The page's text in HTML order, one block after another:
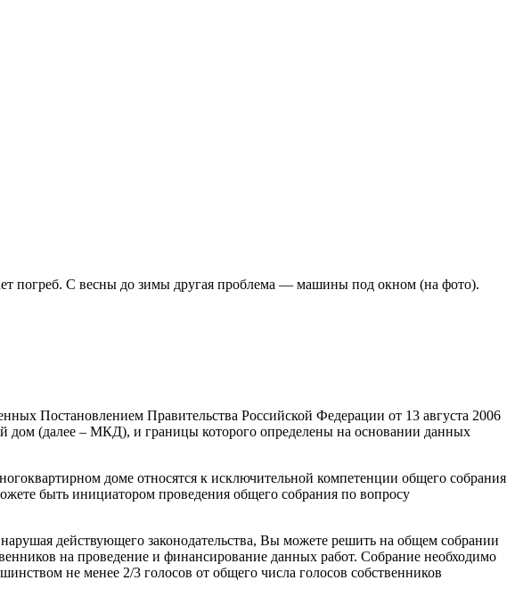
погреб. С весны до зимы другая проблема — машины под окном (на фото).
Постановлением Правительства Российской Федерации от 13 августа 2006
дом (далее – МКД), и границы которого определены на основании данных
доме относятся к исключительной компетенции общего собрания
быть инициатором проведения общего собрания по вопросу
действующего законодательства, Вы можете решить на общем собрании
на проведение и финансирование данных работ. Собрание необходимо
не менее 2/3 голосов от общего числа голосов собственников